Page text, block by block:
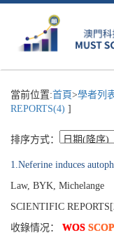
當前位置:首頁>學者列
REPORTS(4) ]
排序方式：
1.Neferine induces
Law, BYK, Michelange
SCIENTIFIC
收錄情况： WOS